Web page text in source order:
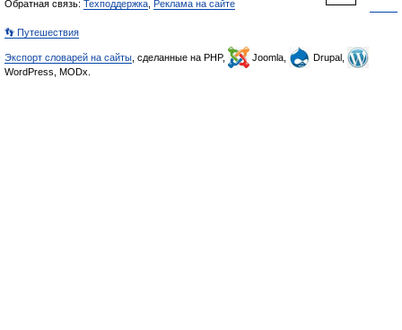
Обратная связь: Техподдержка Реклама на сайте
👣 Путешествия
Экспорт словарей на сайты , сделанные на PHP, Joomla,
Drupal,
WordPress, MODx.